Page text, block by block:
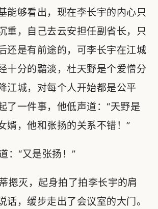
能够看出，现在李长宇的内心只
重，自己去云安担任副省长，只
还是有前途的，可李长宇在江城
十分的黯淡，杜天野是个爱憎分
江城，对每个人开始都是公平
了一件事，他低声道：“天野是
婿，他和张扬的关系不错！”
：“又是张扬！”
摁灭，起身拍了拍李长宇的肩
话，缓步走出了会议室的大门。